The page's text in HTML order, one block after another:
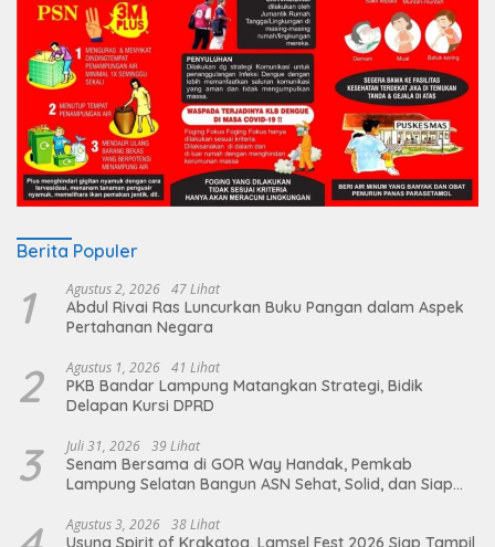
Berita Populer
1 Agustus 2, 2026 47 Lihat
Abdul Rivai Ras Luncurkan Buku Pangan dalam Aspek
Pertahanan Negara
2 Agustus 1, 2026 41 Lihat
PKB Bandar Lampung Matangkan Strategi, Bidik
Delapan Kursi DPRD
3 Juli 31, 2026 39 Lihat
Senam Bersama di GOR Way Handak, Pemkab
Lampung Selatan Bangun ASN Sehat, Solid, dan Siap
Agustus 3, 2026 38 Lihat
Usung Spirit of Krakatoa, Lamsel Fest 2026 Siap Tampil